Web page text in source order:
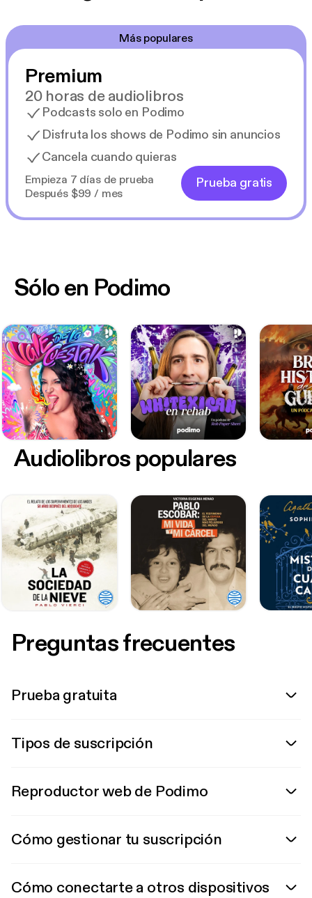
Más populares
Premium
20 horas de audiolibros
Podcasts solo en Podimo
Disfruta los shows de Podimo sin anuncios
Cancela cuando quieras
Empieza 7 días de prueba
Después $99 / mes
Prueba gratis
Sólo en Podimo
Audiolibros populares
Preguntas frecuentes
Prueba gratuita
Tipos de suscripción
Reproductor web de Podimo
Cómo gestionar tu suscripción
Cómo conectarte a otros dispositivos